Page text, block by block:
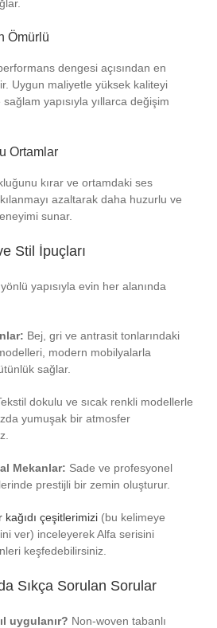
Ömürlü
dengesi açısından en
Uygun maliyetle yüksek kaliteyi
yapısıyla yıllarca değişim
Ortamlar
kırar ve ortamdaki ses
azaltarak daha huzurlu ve
sunar.
Stil İpuçları
yapısıyla evin her alanında
Bej, gri ve antrasit tonlarındaki
modern mobilyalarla
sağlar.
dokulu ve sıcak renkli modellerle
yumuşak bir atmosfer
Mekanlar: Sade ve profesyonel
prestijli bir zemin oluşturur.
kağıdı çeşitlerimizi (bu kelimeye
ver) inceleyerek Alfa serisini
keşfedebilirsiniz.
Sıkça Sorulan Sorular
uygulanır? Non-woven tabanlı